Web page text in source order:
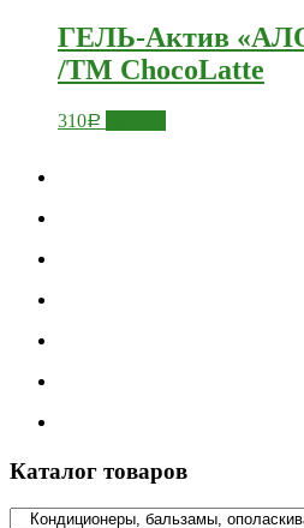
ГЕЛЬ-Актив
/TM ChocoLatte
310Р
Каталог товаров